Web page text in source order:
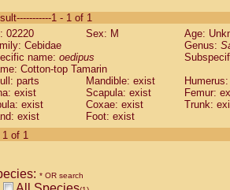
CebidaeSaguinus labiatus(0)
Cebidae Saguinus leucopus (0)
Cebidae
CebidaeSaguinus mystax
Cebidae Saguinus nigricollis (0)
Cebidae Saguinus oedipus
Cebidae Saguinus weddelli
Cebidae Saguinusspp.
Cebidae
CebidaeCebus capucinus
1 - 1 of 1
02220
Sex: M
Age:
Cebidae
Genus:
name: oedipus
Cotton-top Tamarin
parts
Mandible: exist
exist
Scapula: exist
Femur:
exist
Coxae: exist
Trunk:
exist
Foot: exist
1 of 1
* OR search